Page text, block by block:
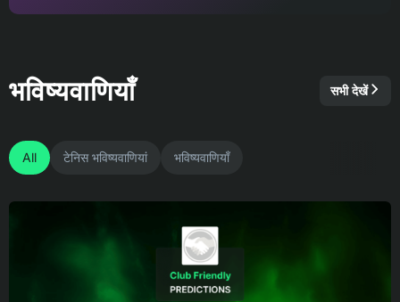
भविष्यवाणियाँ सभी देखें
All टेनिस भविष्यवाणियां भविष्यवाणियाँ